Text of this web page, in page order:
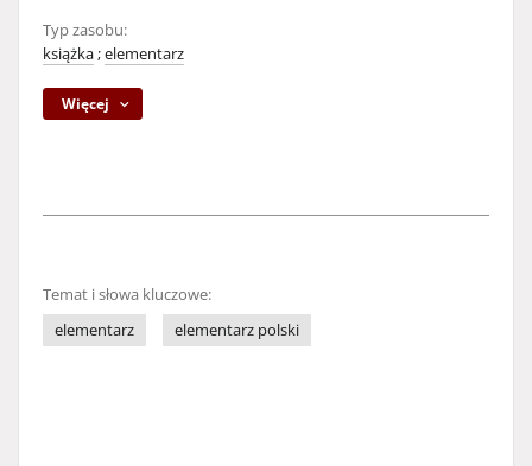
Typ zasobu:
książka;elementarz
Więcej
Temat i słowa kluczowe:
elementarz
elementarz polski